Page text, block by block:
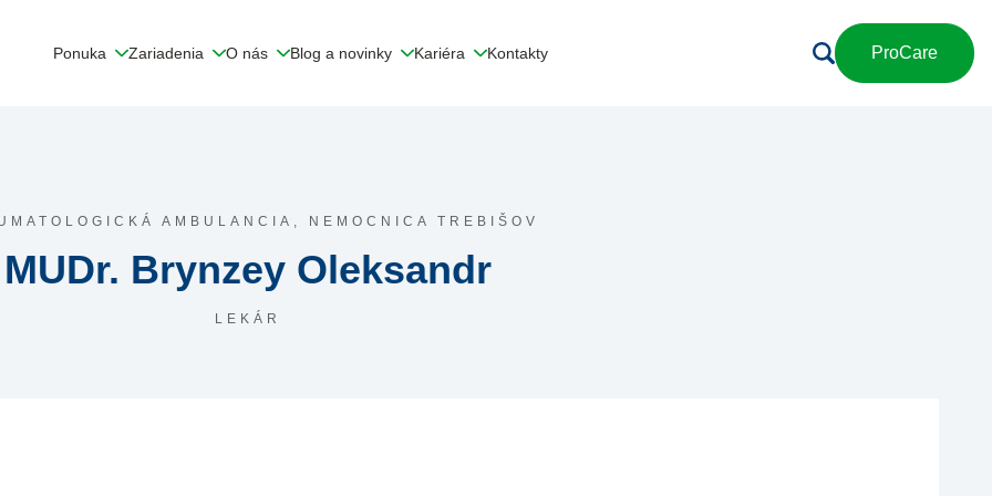
Ponuka Zariadenia O nás Blog a novinky Kariéra Kontakty ProCare
AMBULANCIA, NEMOCNICA TREBIŠOV
MUDr. Brynzey Oleksandr
LEKÁR